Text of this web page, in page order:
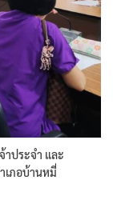
ประจำ และ
เภอบ้านหมี่